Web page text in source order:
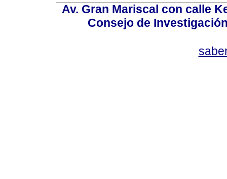
Av. Gran Mariscal con calle
Consejo de